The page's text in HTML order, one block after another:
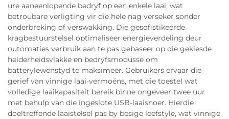
ure aaneenlopende bedryf op een enkele laai, wat
betroubare verligting vir die hele nag verseker sonder
onderbreking of verswakking. Die gesofistikeerde
kragbestuurstelsel optimaliseer energieverdeling deur
outomaties verbruik aan te pas gebaseer op die gekiesde
helderheidsvlakke en bedryfsmodusse om
batterylewenstyd te maksimeer. Gebruikers ervaar die
gerief van vinnige laai-vermoëns, met die toestel wat
volledige laaikapasiteit bereik binne ongeveer twee uur
met behulp van die ingeslote USB-laaisnoer. Hierdie
doeltreffende laaistelsel pas by besige leefstyle, wat vinnige